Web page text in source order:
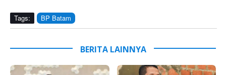
Tags: BP Batam
BERITA LAINNYA